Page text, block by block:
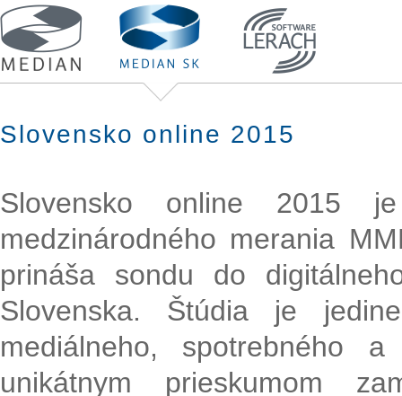
Slovensko online 2015
Slovensko online 2015
medzinárodného merania
prináša sondu do
Slovenska. Štúdia je
mediálneho, spotrebného
unikátnym prieskumom